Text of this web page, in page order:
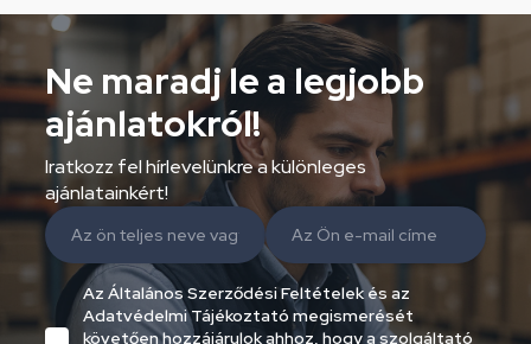
Ne maradj le a legjobb
ajánlatokról!
Iratkozz fel hírlevelünkre a különleges
ajánlatainkért!
Az Általános Szerződési Feltételek és az
Adatvédelmi Tájékoztató megismerését
követően hozzájárulok ahhoz, hogy a szolgáltató